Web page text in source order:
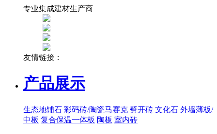
专业集成建材生产商
友情链接：
产品展示
生态地铺石 彩码砖/陶瓷马赛克 劈开砖 文化石 外墙薄板/
中板 复合保温一体板 陶板 室内砖